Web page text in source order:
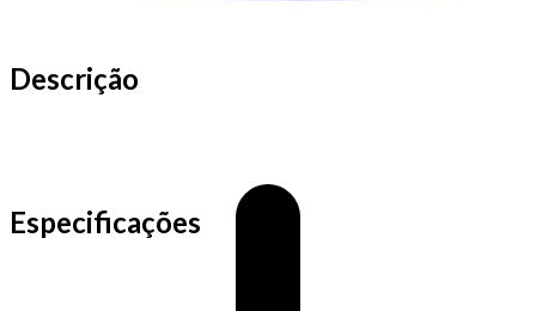
Descrição
Especificações